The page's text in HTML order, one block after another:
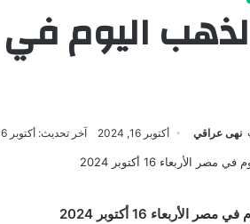
نهى عراقي أكتوبر 16, 2024 آخر تحديث: أكتوبر 16, 2024
مصر الأربعاء 16 أكتوبر 2024